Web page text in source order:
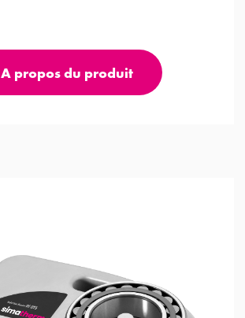
A propos du produit